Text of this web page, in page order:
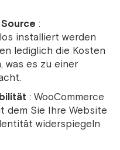
:
installiert werden
lediglich die Kosten
was es zu einer
: WooCommerce
dem Sie Ihre Website
widerspiegeln